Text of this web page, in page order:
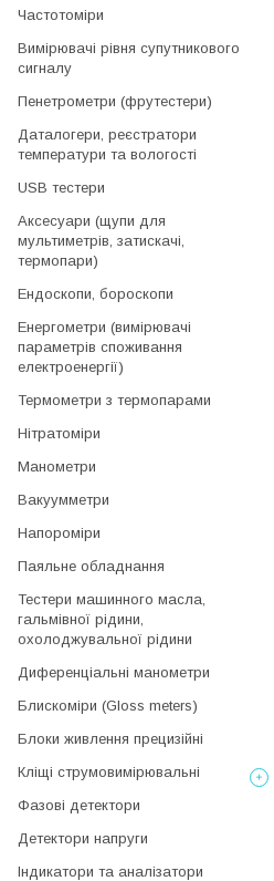
Частотоміри
Вимірювачі рівня супутникового
сигналу
Пенетрометри (фрутестери)
Даталогери, реєстратори
температури та вологості
USB тестери
Аксесуари (щупи для
мультиметрів, затискачі,
термопари)
Ендоскопи, бороскопи
Енергометри (вимірювачі
параметрів споживання
електроенергії)
Термометри з термопарами
Нітратоміри
Манометри
Вакуумметри
Напороміри
Паяльне обладнання
Тестери машинного масла,
гальмівної рідини,
охолоджувальної рідини
Диференціальні манометри
Блискоміри (Gloss meters)
Блоки живлення прецизійні
Кліщі струмовимірювальні
Фазові детектори
Детектори напруги
Індикатори та аналізатори